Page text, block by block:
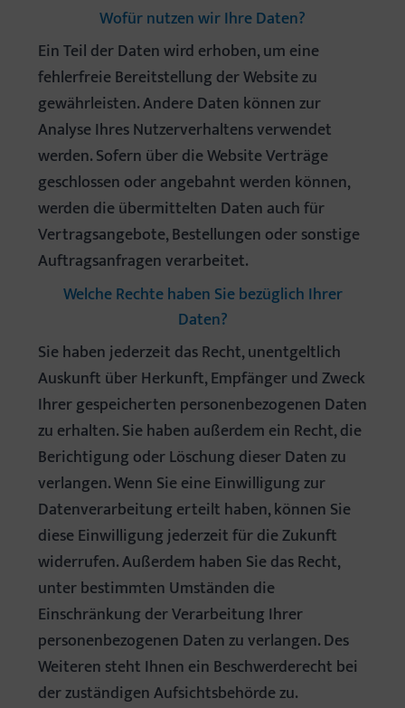
Wofür nutzen wir Ihre Daten?
Ein Teil der Daten wird erhoben, um eine
fehlerfreie Bereitstellung der Website zu
gewährleisten. Andere Daten können zur
Analyse Ihres Nutzerverhaltens verwendet
werden. Sofern über die Website Verträge
geschlossen oder angebahnt werden können,
werden die übermittelten Daten auch für
Vertragsangebote, Bestellungen oder sonstige
Auftragsanfragen verarbeitet.
Welche Rechte haben Sie bezüglich Ihrer
Daten?
Sie haben jederzeit das Recht, unentgeltlich
Auskunft über Herkunft, Empfänger und Zweck
Ihrer gespeicherten personenbezogenen Daten
zu erhalten. Sie haben außerdem ein Recht, die
Berichtigung oder Löschung dieser Daten zu
verlangen. Wenn Sie eine Einwilligung zur
Datenverarbeitung erteilt haben, können Sie
diese Einwilligung jederzeit für die Zukunft
widerrufen. Außerdem haben Sie das Recht,
unter bestimmten Umständen die
Einschränkung der Verarbeitung Ihrer
personenbezogenen Daten zu verlangen. Des
Weiteren steht Ihnen ein Beschwerderecht bei
der zuständigen Aufsichtsbehörde zu.